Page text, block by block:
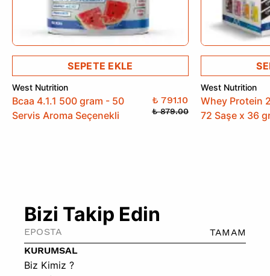
SEPETE EKLE
West Nutrition
Bcaa 4.1.1 500 gram - 50
Servis Aroma Seçenekli
₺ 791.10
₺ 879.00
West Nutrition
Whey Protein
72 Saşe x 36
KURUMSAL
Biz Kimiz ?
Bizi Takip Edin
TAMAM